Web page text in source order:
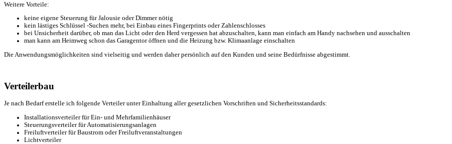
Weitere Vorteile:
keine eigene Steuerung für Jalousie oder Dimmer nötig
kein lästiges Schlüssel -Suchen mehr, bei Einbau eines Fingerprints oder Zahlenschlosses
bei Unsicherheit darüber, ob man das Licht oder den Herd vergessen hat abzuschalten, kann man einfach am Handy nachsehen und ausschalten
man kann am Heimweg schon das Garagentor öffnen und die Heizung bzw. Klimaanlage einschalten
Die Anwendungsmöglichkeiten sind vielseitig und werden daher persönlich auf den Kunden und seine Bedürfnisse abgestimmt.
Verteilerbau
Je nach Bedarf erstelle ich folgende Verteiler unter Einhaltung aller gesetzlichen Vorschriften und Sicherheitsstandards:
Installationsverteiler für Ein- und Mehrfamilienhäuser
Steuerungsverteiler für Automatisierungsanlagen
Freiluftverteiler für Baustrom oder Freiluftveranstaltungen
Lichtverteiler